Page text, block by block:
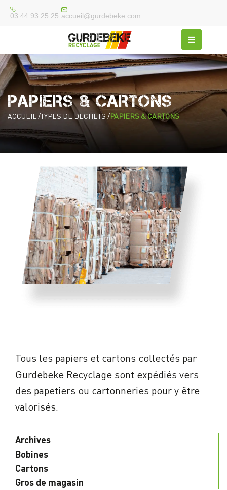
03 44 93 25 25 accueil@gurdebeke.com
PAPIERS & CARTONS
ACCUEIL /TYPES DE DECHETS /PAPIERS & CARTONS
Tous les papiers et cartons collectés par
Gurdebeke Recyclage sont expédiés vers
des papetiers ou cartonneries pour y être
valorisés.
Archives
Bobines
Cartons
Gros de magasin